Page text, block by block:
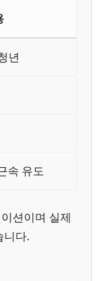
년
속 유도
션이며 실제
니다.